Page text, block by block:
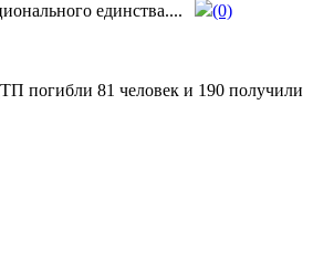
единства....
(0)
погибли 81 человек и 190 получили